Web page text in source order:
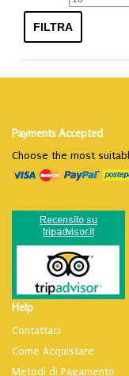
Min
FILTRA
Payments Accepted
Choose the most
Help
Contattaci
Come Acquistare
Metodi di Pagamento